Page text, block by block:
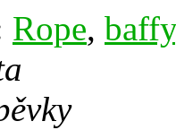
Rope, baffy